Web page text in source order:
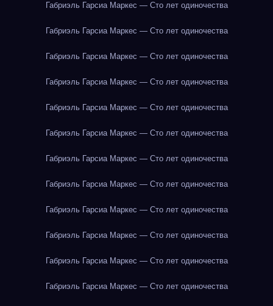
Габриэль Гарсиа Маркес — Сто лет одиночества
Габриэль Гарсиа Маркес — Сто лет одиночества
Габриэль Гарсиа Маркес — Сто лет одиночества
Габриэль Гарсиа Маркес — Сто лет одиночества
Габриэль Гарсиа Маркес — Сто лет одиночества
Габриэль Гарсиа Маркес — Сто лет одиночества
Габриэль Гарсиа Маркес — Сто лет одиночества
Габриэль Гарсиа Маркес — Сто лет одиночества
Габриэль Гарсиа Маркес — Сто лет одиночества
Габриэль Гарсиа Маркес — Сто лет одиночества
Габриэль Гарсиа Маркес — Сто лет одиночества
Габриэль Гарсиа Маркес — Сто лет одиночества